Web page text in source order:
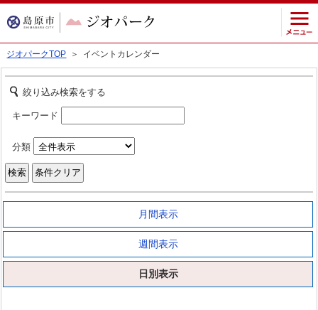
ジオパークTOP ＞ イベントカレンダー
絞り込み検索をする
キーワード
分類
月間表示
週間表示
日別表示